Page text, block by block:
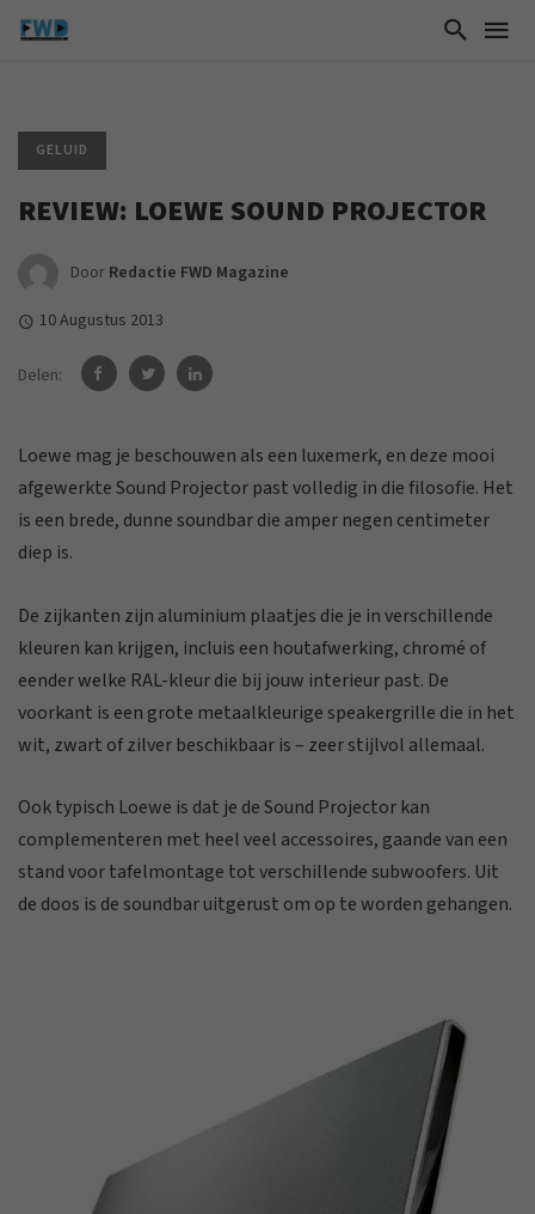
GELUID
REVIEW: LOEWE SOUND PROJECTOR
Door Redactie FWD Magazine
10 Augustus 2013
Delen:
Loewe mag je beschouwen als een luxemerk, en deze mooi
afgewerkte Sound Projector past volledig in die filosofie. Het
is een brede, dunne soundbar die amper negen centimeter
diep is.
De zijkanten zijn aluminium plaatjes die je in verschillende
kleuren kan krijgen, incluis een houtafwerking, chromé of
eender welke RAL-kleur die bij jouw interieur past. De
voorkant is een grote metaalkleurige speakergrille die in het
wit, zwart of zilver beschikbaar is – zeer stijlvol allemaal.
Ook typisch Loewe is dat je de Sound Projector kan
complementeren met heel veel accessoires, gaande van een
stand voor tafelmontage tot verschillende subwoofers. Uit
de doos is de soundbar uitgerust om op te worden gehangen.